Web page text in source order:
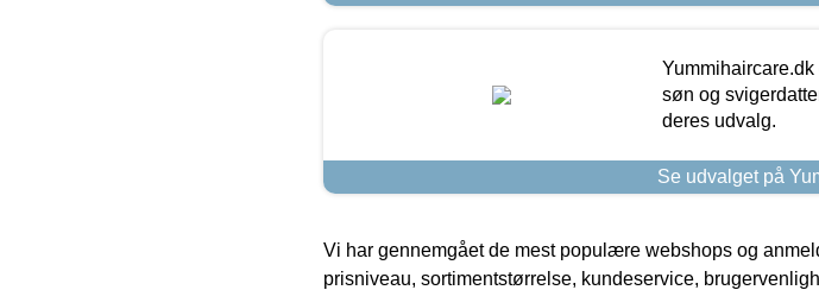
søn og
deres udvalg.
Se udvalget på
Vi har gennemgået de mest populære webshops og
prisniveau, sortimentstørrelse, kundeservice,